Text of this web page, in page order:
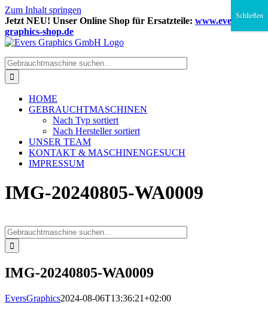
Zum Inhalt springen
Jetzt NEU! Unser Online Shop für Ersatzteile: www.evers-
graphics-shop.de
HOME
GEBRAUCHTMASCHINEN
Nach Typ sortiert
Nach Hersteller sortiert
UNSER TEAM
KONTAKT & MASCHINENGESUCH
IMPRESSUM
IMG-20240805-WA0009
IMG-20240805-WA0009
EversGraphics2024-08-06T13:36:21+02:00
Schließen